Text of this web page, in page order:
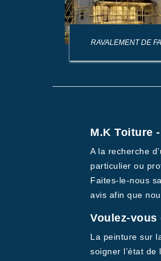
RAVALEMENT DE
M.K Toiture
A la recherche
particulier ou
Faites-le-nous
avis afin que
Voulez-
La peinture sur
soigner l’état